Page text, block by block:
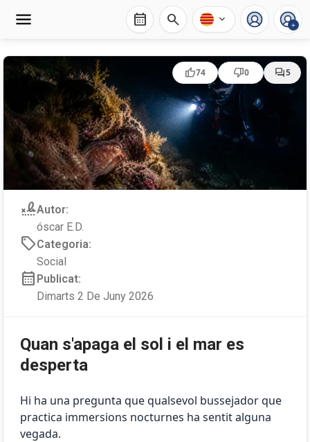
calendar_month search expand_more +
thumb_up74 thumb_down0 forum5
signatureAutor:
óscar E.D.
sellCategoria:
Social
calendar_month Publicat:
Dimarts 2 De Juny 2026
Quan s'apaga el sol i el mar es
desperta
Hi ha una pregunta que qualsevol bussejador que
practica immersions nocturnes ha sentit alguna
vegada.